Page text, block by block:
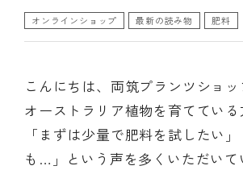
OTHER 雑貨
BLOG ブログ
INFORMATIOM
オンラインショップ 最新の読み物 肥料
こんにちは、両筑プランツショッ
オーストラリア植物を育てている
「まずは少量で肥料を試したい
も…」という声を多くいただいて